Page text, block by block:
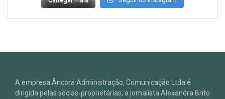
A empresa Âncora Administração, Comunicação Ltda é
dirigida pelas sócias-proprietárias, a jornalista Alexandra Brito